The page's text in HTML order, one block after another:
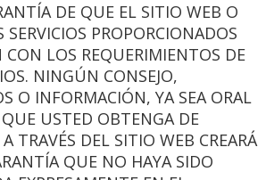
DE QUE EL SITIO WEB O
SERVICIOS PROPORCIONADOS
CON LOS REQUERIMIENTOS DE
NINGÚN CONSEJO,
O INFORMACIÓN, YA SEA ORAL
USTED OBTENGA DE
TRAVÉS DEL SITIO WEB CREARÁ
QUE NO HAYA SIDO